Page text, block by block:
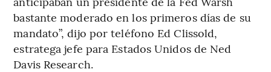
bastante moderado en los primeros días de su
mandato”, dijo por teléfono Ed Clissold,
estratega jefe para Estados Unidos de Ned
Davis Research.